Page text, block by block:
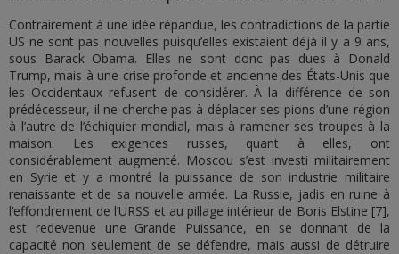
Contrairement à une idée répandue, les contradictions de la partie
US ne sont pas nouvelles puisqu’elles existaient déjà il y a 9 ans,
sous Barack Obama. Elles ne sont donc pas dues à Donald
Trump, mais à une crise profonde et ancienne des États-Unis que
les Occidentaux refusent de considérer. À la différence de son
prédécesseur, il ne cherche pas à déplacer ses pions d’une région
à l’autre de l’échiquier mondial, mais à ramener ses troupes à la
maison. Les exigences russes, quant à elles, ont
considérablement augmenté. Moscou s’est investi militairement
en Syrie et y a montré la puissance de son industrie militaire
renaissante et de sa nouvelle armée. La Russie, jadis en ruine à
l’effondrement de l’URSS et au pillage intérieur de Boris Elstine [7],
est redevenue une Grande Puissance, en se donnant de la
capacité non seulement de se défendre, mais aussi de détruire